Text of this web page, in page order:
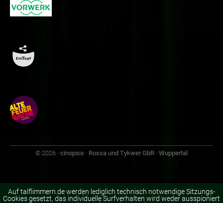
© 2026 · cinopsis · Rossa und Tykwer GbR · Wuppertal
Auf talflimmern.de werden lediglich technisch notwendige Sitzungs-
Cookies gesetzt, das individuelle Surfverhalten wird weder ausspioniert